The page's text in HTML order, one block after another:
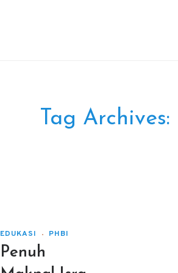
Tag Archives:
EDUKASI PHBI
Penuh